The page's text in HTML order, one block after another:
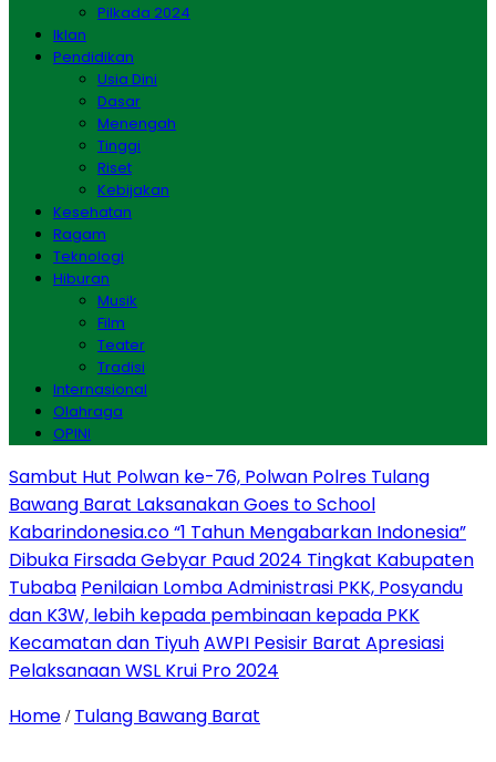
Pilkada 2024
Iklan
Pendidikan
Usia Dini
Dasar
Menengah
Tinggi
Riset
Kebijakan
Kesehatan
Ragam
Teknologi
Hiburan
Musik
Film
Teater
Tradisi
Internasional
Olahraga
OPINI
Sambut Hut Polwan ke-76, Polwan Polres Tulang
Bawang Barat Laksanakan Goes to School
Kabarindonesia.co “1 Tahun Mengabarkan Indonesia”
Dibuka Firsada Gebyar Paud 2024 Tingkat Kabupaten
Tubaba Penilaian Lomba Administrasi PKK, Posyandu
dan K3W, lebih kepada pembinaan kepada PKK
Kecamatan dan TiyuhAWPI Pesisir Barat Apresiasi
Pelaksanaan WSL Krui Pro 2024
Home / Tulang Bawang Barat